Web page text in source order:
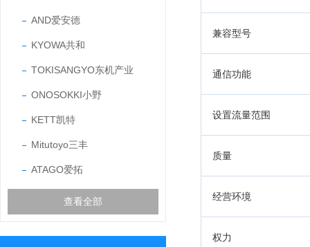
AND爱安德
KYOWA共和
TOKISANGYO东机产业
ONOSOKKI小野
KETT凯特
Mitutoyo三丰
ATAGO爱拓
查看全部
兼容型号
通信功能
设置流量范围
质量
经营环境
权力